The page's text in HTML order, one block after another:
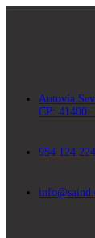
Autovía
CP: 41400
954 124 224